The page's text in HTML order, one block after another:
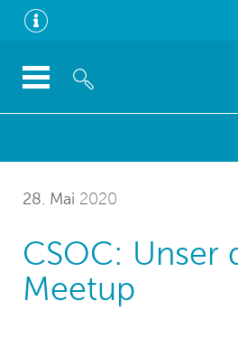
28. Mai 2020
CSOC: Unser
Meetup